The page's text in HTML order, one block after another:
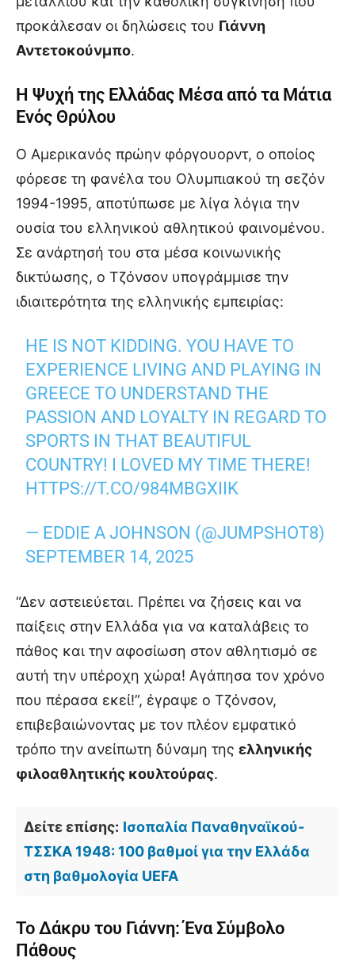
προκάλεσαν οι δηλώσεις του Γιάννη
Αντετοκούνμπο.
Η Ψυχή της Ελλάδας Μέσα από τα Μάτια
Ενός Θρύλου
Ο Αμερικανός πρώην φόργουορντ, ο οποίος
φόρεσε τη φανέλα του Ολυμπιακού τη σεζόν
1994-1995, αποτύπωσε με λίγα λόγια την
ουσία του ελληνικού αθλητικού φαινομένου.
Σε ανάρτησή του στα μέσα κοινωνικής
δικτύωσης, ο Τζόνσον υπογράμμισε την
ιδιαιτερότητα της ελληνικής εμπειρίας:
HE IS NOT KIDDING. YOU HAVE TO
EXPERIENCE LIVING AND PLAYING IN
GREECE TO UNDERSTAND THE
PASSION AND LOYALTY IN REGARD TO
SPORTS IN THAT BEAUTIFUL
COUNTRY! I LOVED MY TIME THERE!
HTTPS://T.CO/984MBGXIIK
— EDDIE A JOHNSON (@JUMPSHOT8)
SEPTEMBER 14, 2025
“Δεν αστειεύεται. Πρέπει να ζήσεις και να
παίξεις στην Ελλάδα για να καταλάβεις το
πάθος και την αφοσίωση στον αθλητισμό σε
αυτή την υπέροχη χώρα! Αγάπησα τον χρόνο
που πέρασα εκεί!”, έγραψε ο Τζόνσον,
επιβεβαιώνοντας με τον πλέον εμφατικό
τρόπο την ανείπωτη δύναμη της ελληνικής
φιλοαθλητικής κουλτούρας.
Δείτε επίσης: Ισοπαλία Παναθηναϊκού-
ΤΣΣΚΑ 1948: 100 βαθμοί για την Ελλάδα
στη βαθμολογία UEFA
Το Δάκρυ του Γιάννη: Ένα Σύμβολο
Πάθους